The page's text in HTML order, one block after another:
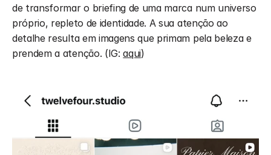
de transformar o briefing de uma marca num universo
próprio, repleto de identidade. A sua atenção ao
detalhe resulta em imagens que primam pela beleza e
prendem a atenção. (IG: aqui)